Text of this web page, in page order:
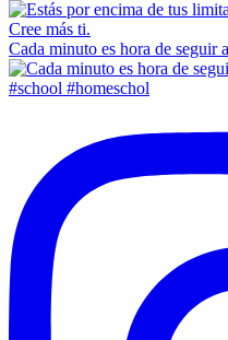
Cada minuto es hora de seguir